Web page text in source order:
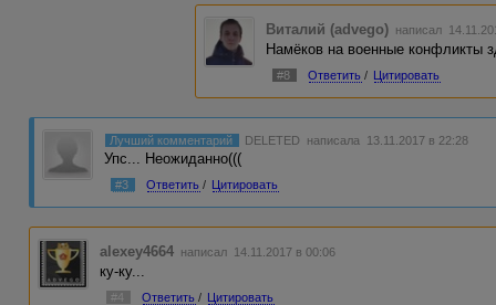
Виталий (advego) написал
Намёков на военные конфликты
#8 Ответить / Цитировать
Лучший комментарий DELETED написала 13.11.2017 в 22:28
Упс... Неожиданно(((
#3 Ответить / Цитировать
alexey4664 написал 14.11.2017 в 00:06
ку-ку...
#4 Ответить / Цитировать